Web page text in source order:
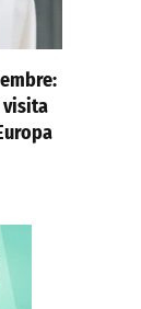
visita